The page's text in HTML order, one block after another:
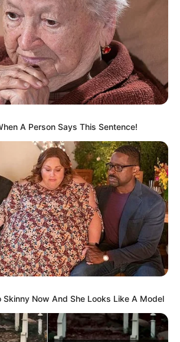
TOVÁBBI LEHETŐSÉGEK
OK, ELFOGADOM